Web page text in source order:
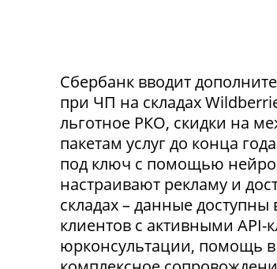
Сбербанк вводит
при ЧП на складах
льготное РКО, скидки на
пакетам услуг до конца
под ключ с помощью
настраивают рекламу и
складах – данные
клиентов с активными
юрконсультации, помощь в